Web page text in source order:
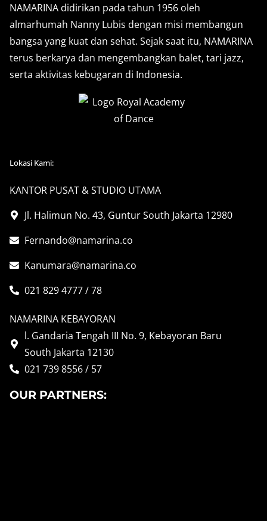
NAMARINA didirikan pada tahun 1956 oleh
almarhumah Nanny Lubis dengan misi membangun
bangsa yang kuat dan sehat. Sejak saat itu, NAMARINA
terus berkarya dan mengembangkan balet, tari jazz,
serta aktivitas kebugaran di Indonesia.
Lokasi Kami:
KANTOR PUSAT & STUDIO UTAMA
Jl. Halimun No. 43, Guntur South Jakarta 12980
Fernando@namarina.co
Kanumara@namarina.co
021 829 4777 / 78
NAMARINA KEBAYORAN
l. Gandaria Tengah III No. 9, Kebayoran Baru
South Jakarta 12130
021 739 8556 / 57
OUR PARTNERS: